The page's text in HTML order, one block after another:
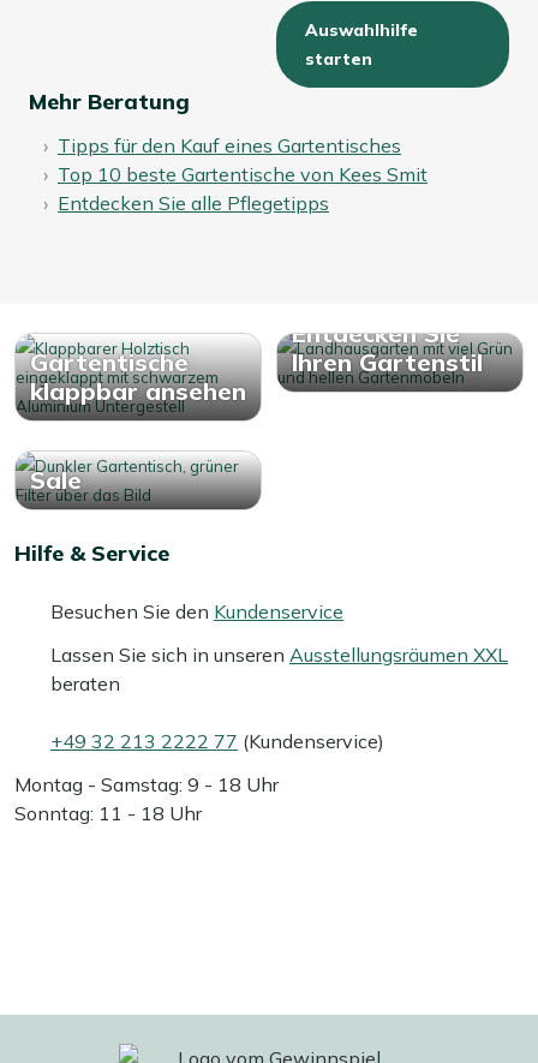
Auswahlhilfe
starten
Mehr Beratung
Tipps für den Kauf eines Gartentisches
Top 10 beste Gartentische von Kees Smit
Entdecken Sie alle Pflegetipps
Gartentische
klappbar ansehen
Entdecken Sie
Ihren Gartenstil
Sale
Hilfe & Service
Besuchen Sie den Kundenservice
Lassen Sie sich in unseren Ausstellungsräumen XXL
beraten
+49 32 213 2222 77 (Kundenservice)
Montag - Samstag: 9 - 18 Uhr
Sonntag: 11 - 18 Uhr